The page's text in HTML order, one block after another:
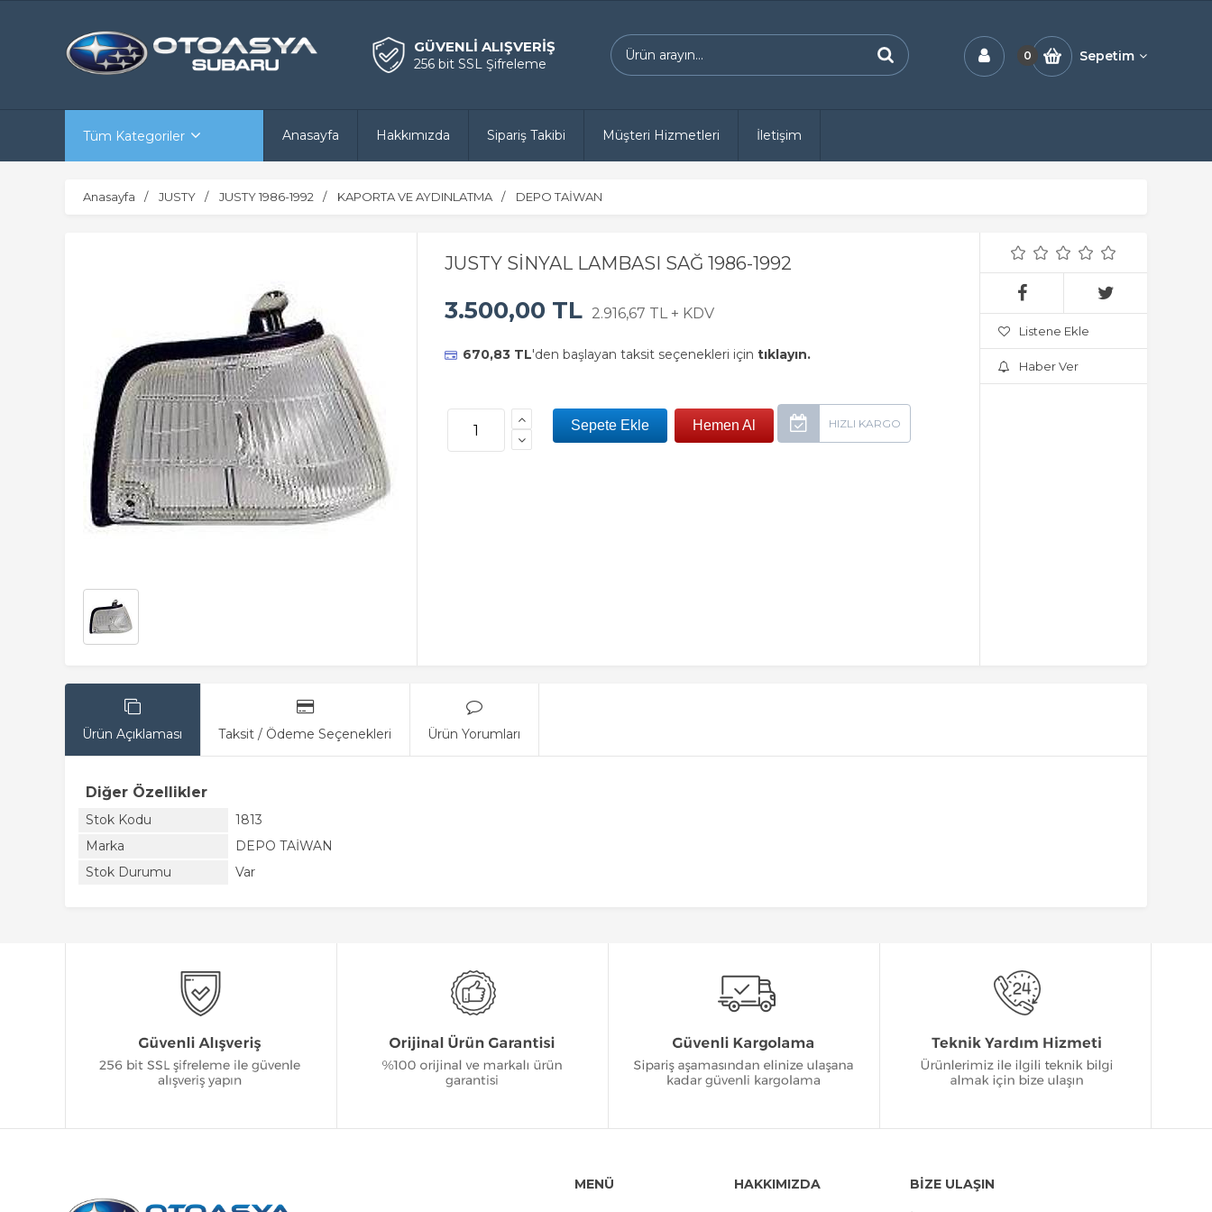
GÜVENLİ ALIŞVERİŞ
256 bit SSL Şifreleme
0 Sepetim
Tüm Kategoriler Anasayfa Hakkımızda Sipariş Takibi Müşteri Hizmetleri İletişim
Anasayfa JUSTY JUSTY 1986-1992 KAPORTA VE AYDINLATMA DEPO TAİWAN
JUSTY SİNYAL LAMBASI SAĞ 1986-1992
3.500,00 TL 2.916,67 TL + KDV
670,83 TL'den başlayan taksit seçenekleri için tıklayın.
Listene Ekle
Haber Ver
Ürün Açıklaması Taksit / Ödeme Seçenekleri Ürün Yorumları
Diğer Özellikler
Stok Kodu
1813
Marka
DEPO TAİWAN
Stok Durumu
Var
MENÜ HAKKIMIZDA BİZE ULAŞIN